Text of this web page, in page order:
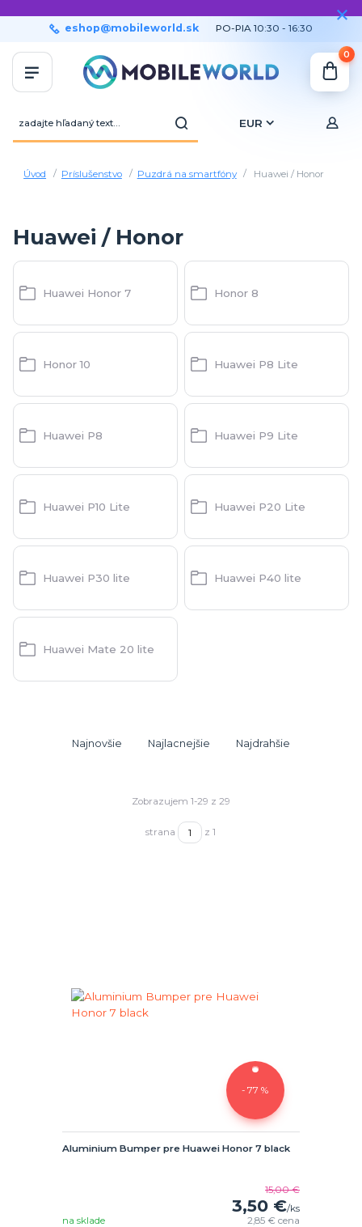
EUR
eshop@mobileworld.sk PO-PIA 10:30 - 16:30
0
Úvod Príslušenstvo Puzdrá na smartfóny Huawei / Honor
Huawei / Honor
Huawei Honor 7 Honor 8
Honor 10 Huawei P8 Lite
Huawei P8 Huawei P9 Lite
Huawei P10 Lite Huawei P20 Lite
Huawei P30 lite Huawei P40 lite
Huawei Mate 20 lite
Najnovšie Najlacnejšie Najdrahšie
Zobrazujem 1-29 z 29
strana z 1
- 77 %
Aluminium Bumper pre Huawei Honor 7 black
15,00 €
3,50 €/ks
2,85 €cena
na sklade